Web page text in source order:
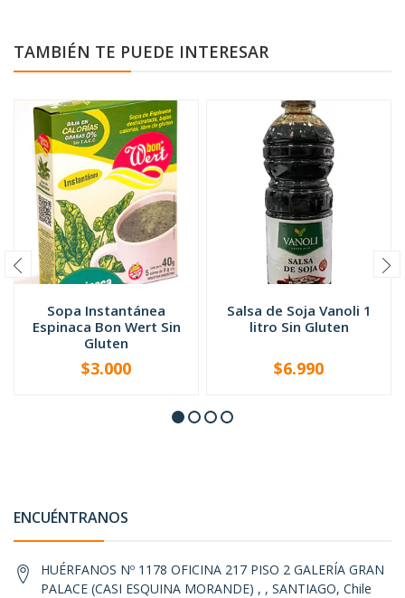
TAMBIÉN TE PUEDE INTERESAR
Sopa Instantánea
Espinaca Bon Wert Sin
Gluten
+
$3.000
Salsa de Soja Vanoli 1
litro Sin Gluten
+
$6.990
ENCUÉNTRANOS
HUÉRFANOS Nº 1178 OFICINA 217 PISO 2 GALERÍA GRAN
PALACE (CASI ESQUINA MORANDE) , , SANTIAGO, Chile